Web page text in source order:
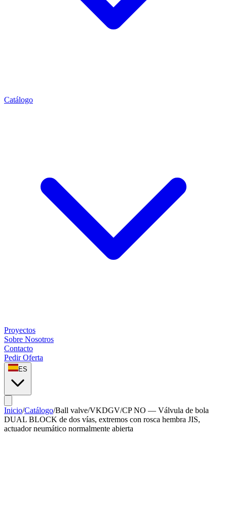
Catálogo
Proyectos
Sobre Nosotros
Contacto
Pedir Oferta
ES
Inicio/Catálogo/Ball valve/VKDGV/CP NO — Válvula de bola
DUAL BLOCK de dos vías, extremos con rosca hembra JIS,
actuador neumático normalmente abierta